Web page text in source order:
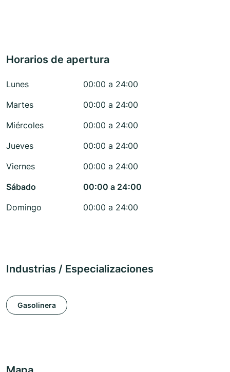
Horarios de apertura
Lunes
00:00 a 24:00
Martes
00:00 a 24:00
Miércoles
00:00 a 24:00
Jueves
00:00 a 24:00
Viernes
00:00 a 24:00
Sábado
00:00 a 24:00
Domingo
00:00 a 24:00
Industrias / Especializaciones
Gasolinera